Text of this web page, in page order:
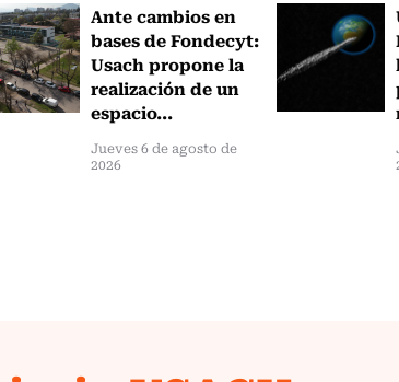
Ante cambios en
bases de Fondecyt:
Usach propone la
realización de un
espacio...
Jueves 6 de agosto de
2026